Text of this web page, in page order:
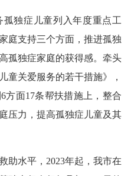
独症儿童列入年度重点工
庭支持三个方面，推进孤独
孤独症家庭的获得感。牵头
童关爱服务的若干措施》，
方面17条帮扶措施上，整合
压力，提高孤独症儿童及其
水平，2023年起，我市在